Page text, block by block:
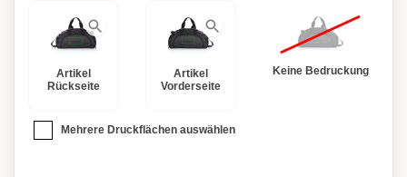
Sie ein Produkt verwenden, das der Umwelt nicht schadet.
Personalisieren Sie diese Tasche mit Ihrer ganz
persönlichen Note. Fügen Sie Ihren Namen, Ihre Initialen
oder ein spezielles Design hinzu, um sie wirklich einzigartig
zu machen. Ob Sie sie zum Reisen, für den Sport oder
Ripstop-Tasche ist der perfekte Begleiter, um Ihre
Habseligkeiten ordentlich, geschützt und stilvoll
Artikel
Rückseite
Artikel
Vorderseite
Keine Bedruckung
Mehrere Druckflächen auswählen